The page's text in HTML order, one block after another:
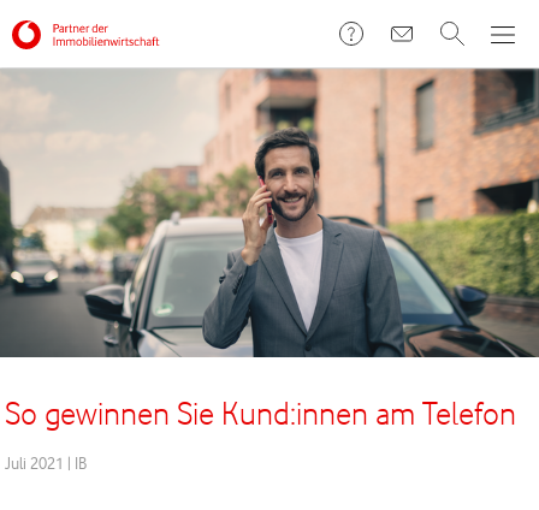
So gewinnen Sie Kund:innen am Telefon
Juli 2021 | IB